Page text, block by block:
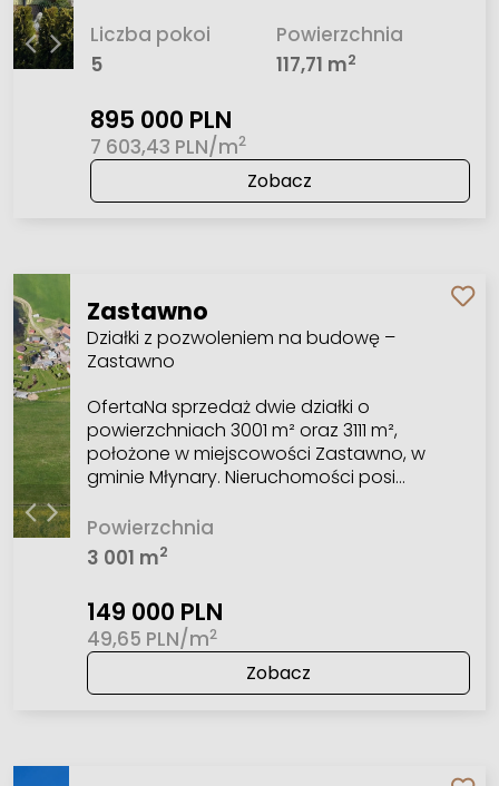
Liczba pokoi
5
Powierzchnia
117,71 m2
895 000 PLN
7 603,43 PLN/m2
Zobacz
Zastawno
Działki z pozwoleniem na budowę –
Zastawno
OfertaNa sprzedaż dwie działki o
powierzchniach 3001 m² oraz 3111 m²,
położone w miejscowości Zastawno, w
gminie Młynary. Nieruchomości posi…
Powierzchnia
3 001 m2
149 000 PLN
49,65 PLN/m2
Zobacz